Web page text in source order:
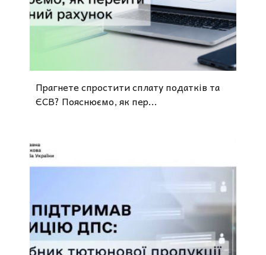
Прагнете спростити сплату податків та
ЄСВ? Пояснюємо, як пер...